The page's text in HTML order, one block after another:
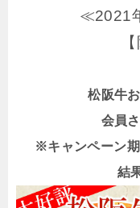
≪2021
松阪牛
会員
※キャンペーン
結